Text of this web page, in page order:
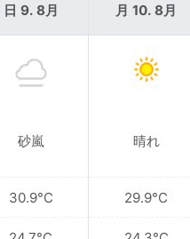
日 9. 8月
砂嵐
30.9°C
月 10. 8月
晴れ
29.9°C